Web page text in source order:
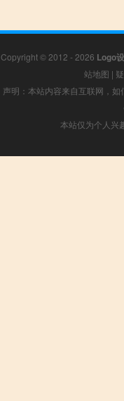
Copyright © 2012 - 2026 Logo
站地图 |
声明：本站内容来自互联网，
本站仅为个人兴